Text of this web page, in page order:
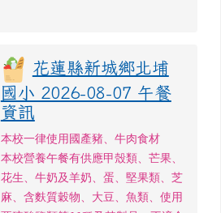
花蓮縣新城鄉北埔
國小 2026-08-07 午餐
資訊
本校一律使用國產豬、牛肉食材
本校營養午餐有供應甲殼類、芒果、
花生、牛奶及羊奶、蛋、堅果類、芝
麻、含麩質穀物、大豆、魚類、使用